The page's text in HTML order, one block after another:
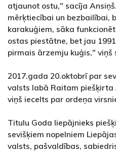
atjaunot ostu," sacīja
mērķtiecībai un bezbailībai,
karakuģiem, sāka
ostas piestātne, bet jau
pirmais ārzemju kuģis," viņš
2017.gada 20.oktobrī par
valsts labā Raitam
viņš iecelts par ordeņa
Titulu Goda liepājnieks
sevišķiem nopelniem
valsts, pašvaldības,